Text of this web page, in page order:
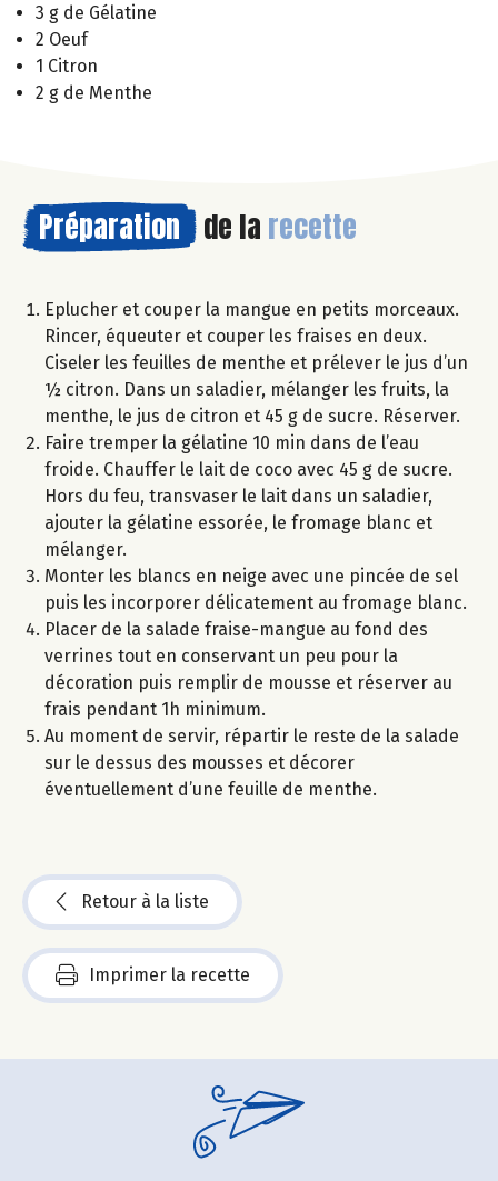
3 g de Gélatine
2 Oeuf
1 Citron
2 g de Menthe
Préparation de la recette
Eplucher et couper la mangue en petits morceaux.
Rincer, équeuter et couper les fraises en deux.
Ciseler les feuilles de menthe et prélever le jus d’un
½ citron. Dans un saladier, mélanger les fruits, la
menthe, le jus de citron et 45 g de sucre. Réserver.
Faire tremper la gélatine 10 min dans de l’eau
froide. Chauffer le lait de coco avec 45 g de sucre.
Hors du feu, transvaser le lait dans un saladier,
ajouter la gélatine essorée, le fromage blanc et
mélanger.
Monter les blancs en neige avec une pincée de sel
puis les incorporer délicatement au fromage blanc.
Placer de la salade fraise-mangue au fond des
verrines tout en conservant un peu pour la
décoration puis remplir de mousse et réserver au
frais pendant 1h minimum.
Au moment de servir, répartir le reste de la salade
sur le dessus des mousses et décorer
éventuellement d’une feuille de menthe.
Retour à la liste
Imprimer la recette